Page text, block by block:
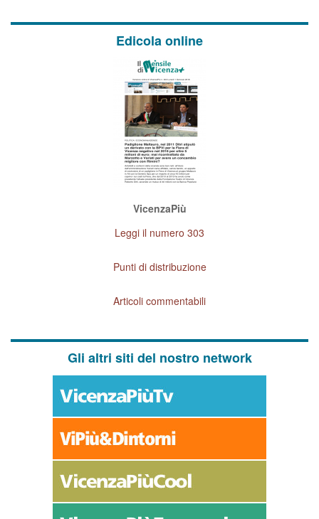
Edicola online
VicenzaPiù
Leggi il numero 303
Punti di distribuzione
Articoli commentabili
Gli altri siti del nostro network